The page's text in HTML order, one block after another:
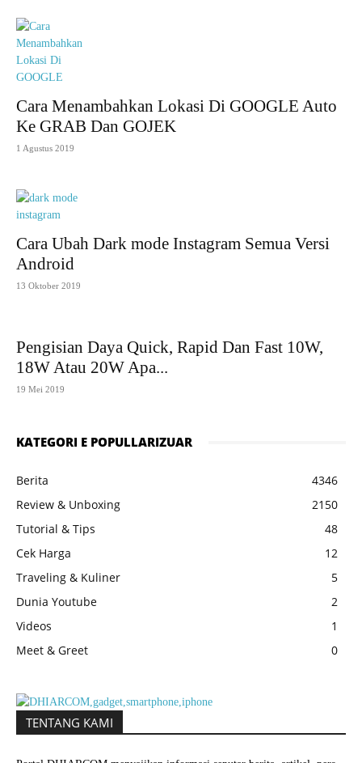
Cara Menambahkan Lokasi Di GOOGLE Auto
Ke GRAB Dan GOJEK
1 Agustus 2019
Cara Ubah Dark mode Instagram Semua Versi
Android
13 Oktober 2019
Pengisian Daya Quick, Rapid Dan Fast 10W,
18W Atau 20W Apa...
19 Mei 2019
KATEGORI E POPULLARIZUAR
Berita
4346
Review & Unboxing
2150
Tutorial & Tips
48
Cek Harga
12
Traveling & Kuliner
5
Dunia Youtube
2
Videos
1
Meet & Greet
0
TENTANG KAMI